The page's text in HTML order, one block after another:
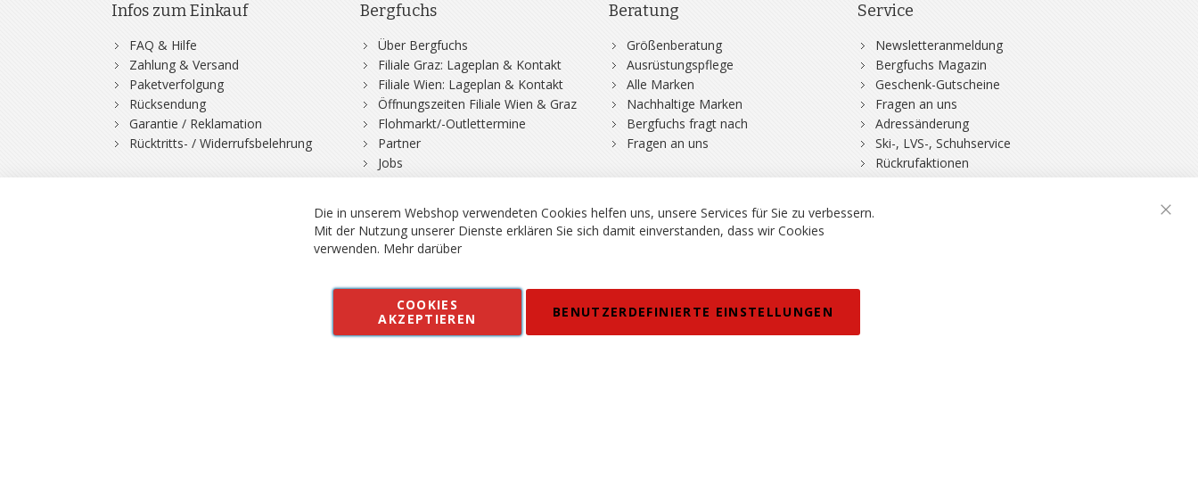
Infos zum Einkauf
FAQ & Hilfe
Zahlung & Versand
Paketverfolgung
Rücksendung
Garantie / Reklamation
Rücktritts- / Widerrufsbelehrung
Bergfuchs
Über Bergfuchs
Filiale Graz: Lageplan & Kontakt
Filiale Wien: Lageplan & Kontakt
Öffnungszeiten Filiale Wien & Graz
Flohmarkt/-Outlettermine
Partner
Jobs
Beratung
Größenberatung
Ausrüstungspflege
Alle Marken
Nachhaltige Marken
Bergfuchs fragt nach
Fragen an uns
Service
Newsletteranmeldung
Bergfuchs Magazin
Geschenk-Gutscheine
Fragen an uns
Adressänderung
Ski-, LVS-, Schuhservice
Rückrufaktionen
DSV-Skiversicherung
Vertrag widerrufen Kontakt AGB Datenschutz
Barrierefreiheitserklärung
Alle Preise inkl. MWSt. in EUR, Angebot solange Vorrat reicht. Fehler, Irrtümer und Preisänderungen vorbehalten.
Die in unserem Webshop verwendeten Cookies helfen uns, unsere Services für Sie zu verbessern.
Mit der Nutzung unserer Dienste erklären Sie sich damit einverstanden, dass wir Cookies
verwenden. Mehr darüber
COOKIES
AKZEPTIEREN
BENUTZERDEFINIERTE EINSTELLUNGEN